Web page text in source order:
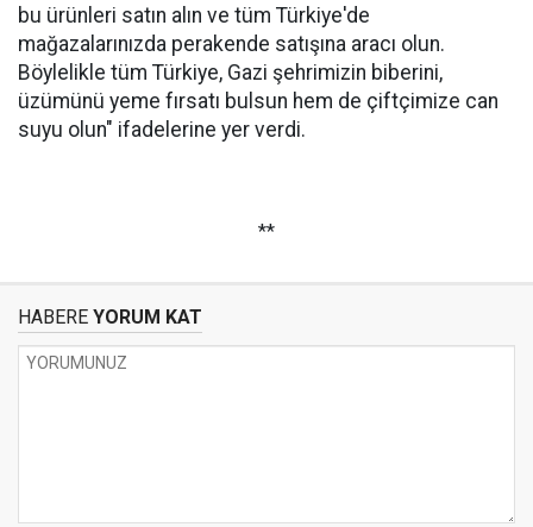
bu ürünleri satın alın ve tüm Türkiye'de
mağazalarınızda perakende satışına aracı olun.
Böylelikle tüm Türkiye, Gazi şehrimizin biberini,
üzümünü yeme fırsatı bulsun hem de çiftçimize can
suyu olun" ifadelerine yer verdi.
**
HABERE YORUM KAT